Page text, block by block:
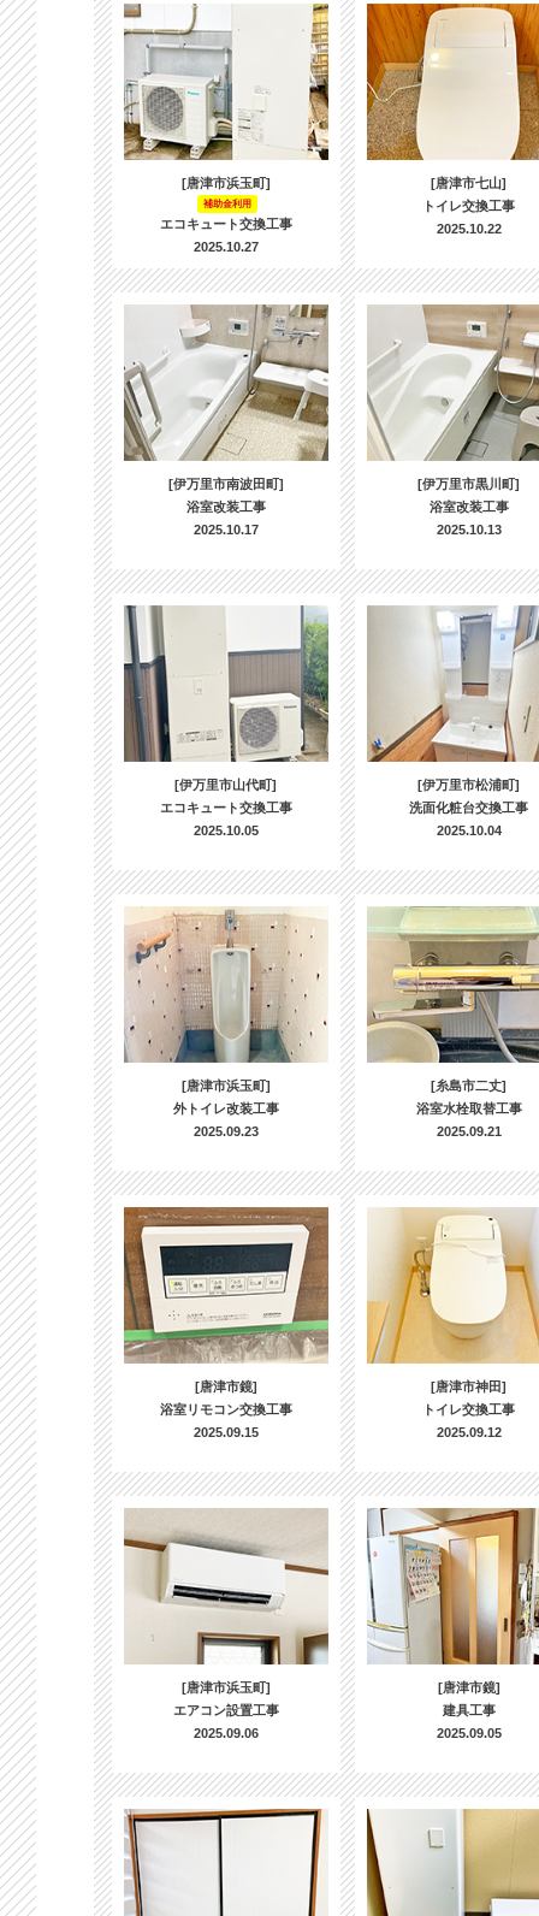
[唐津市浜玉町]
補助金利用
エコキュート交換工事
2025.10.27
[唐津市七山]
トイレ交換工事
2025.10.22
[伊万里市南波田町]
浴室改装工事
2025.10.17
[伊万里市黒川町]
浴室改装工事
2025.10.13
[伊万里市山代町]
エコキュート交換工事
2025.10.05
[伊万里市松浦町]
洗面化粧台交換工事
2025.10.04
[唐津市浜玉町]
外トイレ改装工事
2025.09.23
[糸島市二丈]
浴室水栓取替工事
2025.09.21
[唐津市鏡]
浴室リモコン交換工事
2025.09.15
[唐津市神田]
トイレ交換工事
2025.09.12
[唐津市浜玉町]
エアコン設置工事
2025.09.06
[唐津市鏡]
建具工事
2025.09.05